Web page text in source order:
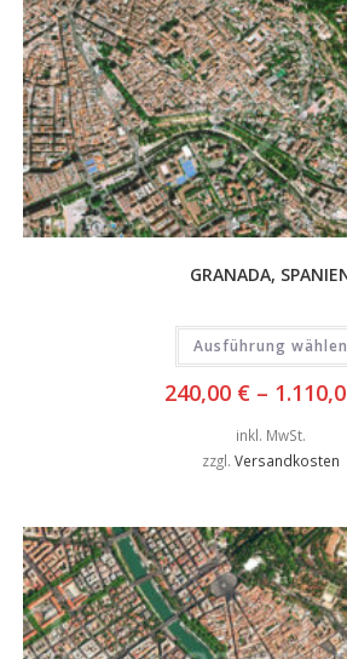
GRANADA,
Ausführung wählen
240,00 € –
inkl. MwSt.
zzgl. Versandkosten